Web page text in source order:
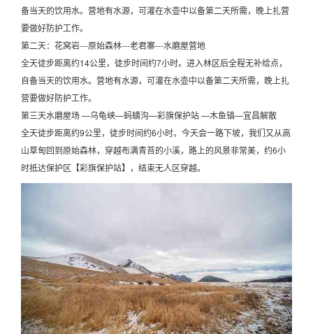
备当天的饮用水。营地有水源，可灌在水壶中以备第二天所需，晚上扎营
要做好防护工作。
第二天：花窝岩---原始森林---老君寨---水磨屋营地
全天徒步距离约14公里，徒步时间约7小时。进入林区后全程无补给点，
自备当天的饮用水。营地有水源，可灌在水壶中以备第二天所需，晚上扎
营要做好防护工作。
第三天水磨屋场 —乌龟峡—蚂蟥沟—彩旗保护站 —木鱼镇—宜昌解散
全天徒步距离约9公里，徒步时间约6小时。今天会一路下坡，我们又从高
山草甸回到原始森林，穿越布满青苔的小溪，路上的风景非常美，约6小
时抵达保护区【彩旗保护站】，结束无人区穿越。